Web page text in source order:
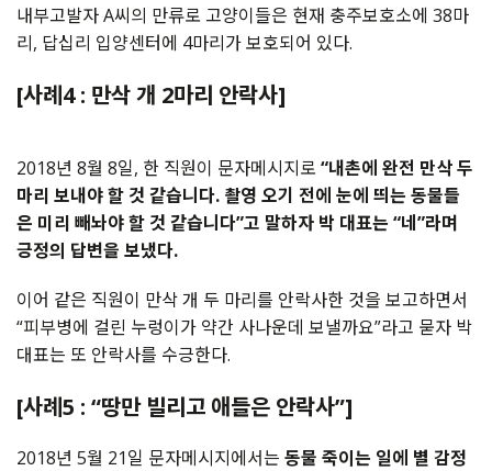
내부고발자 A씨의 만류로 고양이들은 현재 충주보호소에 38마
리, 답십리 입양센터에 4마리가 보호되어 있다.
[사례4 : 만삭 개 2마리 안락사]
2018년 8월 8일, 한 직원이 문자메시지로 “내촌에 완전 만삭 두
마리 보내야 할 것 같습니다. 촬영 오기 전에 눈에 띄는 동물들
은 미리 빼놔야 할 것 같습니다”고 말하자 박 대표는 “네”라며
긍정의 답변을 보냈다.
이어 같은 직원이 만삭 개 두 마리를 안락사한 것을 보고하면서
“피부병에 걸린 누렁이가 약간 사나운데 보낼까요”라고 묻자 박
대표는 또 안락사를 수긍한다.
[사례5 : “땅만 빌리고 애들은 안락사”]
2018년 5월 21일 문자메시지에서는 동물 죽이는 일에 별 감정